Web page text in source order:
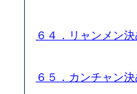
６４．リャンメン
６５．カンチャン